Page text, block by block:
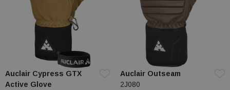
Auclair Cypress GTX
Active Glove
Auclair Outseam
2J080